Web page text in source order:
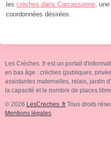
les crèches dans Carcassonne, une
coordonnées désirées.
Les Crèches .fr est un portail
en bas âge : crèches (publiques,
assistantes maternelles, relais, jardin
la capacité et le nombre de places
© 2026 LesCreches .fr Tous droits
Mentions légales